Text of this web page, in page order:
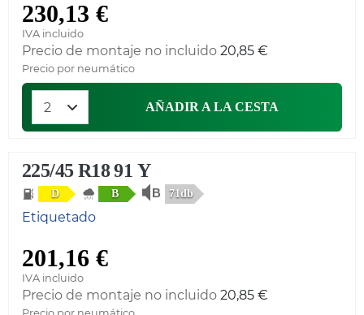
230,13 €
IVA incluido
Precio de montaje no incluido 20,85 €
Precio por neumático
AÑADIR A LA CESTA
225/45 R18 91 Y
D B 71db
Etiquetado
201,16 €
IVA incluido
Precio de montaje no incluido 20,85 €